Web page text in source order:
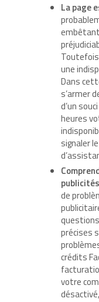
La page
une
Dans
s’armer
d’un
heures
signaler
publicités
de
précises
crédits
votre